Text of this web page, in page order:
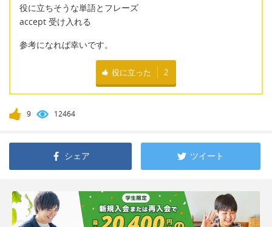
役に立ちそうな単語とフレーズ
accept 受け入れる
参考になれば幸いです。
役に立った 2
9 12464
シェア ツイート